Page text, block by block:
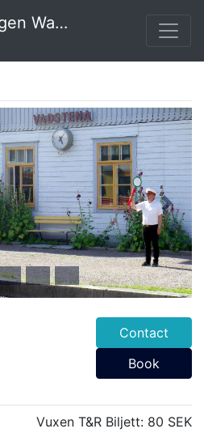
Museiföreningen Wadstena Fogelsta Järnväg
Next
Contact
Book
Vuxen T&R Biljett: 80 SEK